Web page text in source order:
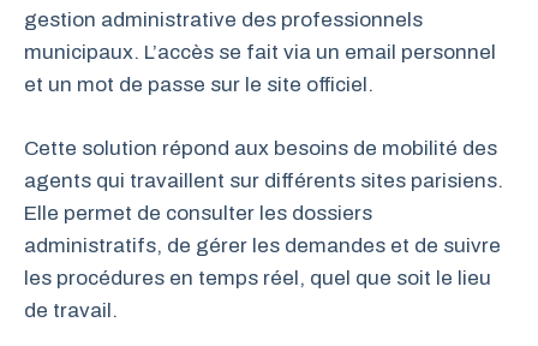
gestion administrative des professionnels
municipaux. L’accès se fait via un email personnel
et un mot de passe sur le site officiel.
Cette solution répond aux besoins de mobilité des
agents qui travaillent sur différents sites parisiens.
Elle permet de consulter les dossiers
administratifs, de gérer les demandes et de suivre
les procédures en temps réel, quel que soit le lieu
de travail.